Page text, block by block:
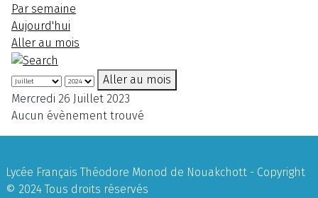
Par semaine
Aujourd'hui
Aller au mois
Aller au mois
Mercredi 26 Juillet 2023
Aucun évènement trouvé
Lycée Français Théodore Monod de Nouakchott - Copyright
© 2024 Tous droits réservés